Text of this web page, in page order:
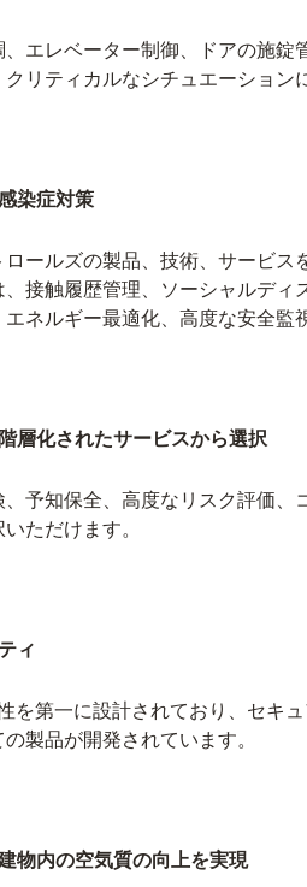
、エレベーター制御、ドアの施
リティカルなシチュエーション
染症対策
ロールズの製品、技術、サービ
、接触履歴管理、ソーシャルデ
ネルギー最適化、高度な安全監
層化されたサービスから選択
、予知保全、高度なリスク評価
ただけます。
ィ
を第一に設計されており、セキ
製品が開発されています。
物内の空気質の向上を実現